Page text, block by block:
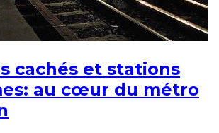
cachés et stations
au cœur du métro